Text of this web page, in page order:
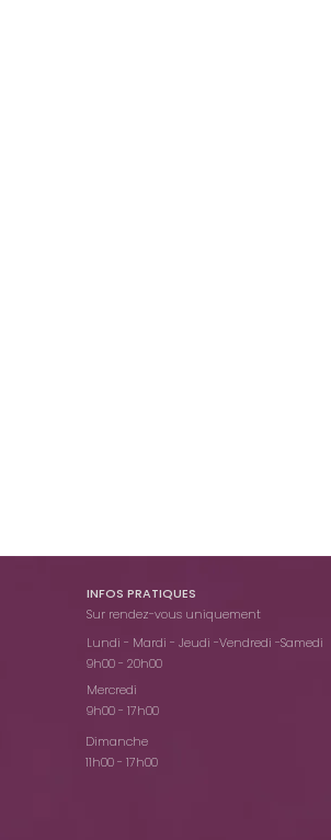
INFOS PRATIQUES​
Sur rendez-vous uniquement
Lundi - Mardi - Jeudi -Vendredi -Samedi
9h00 - 20h00
Mercredi
9h00 - 17h00
Dimanche
11h00 - 17h00